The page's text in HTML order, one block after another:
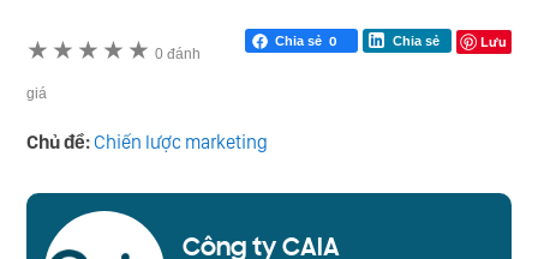
★ ★ ★ ★ ★ 0 đánh
giá
Chia sẻ 0 Chia sẻ Lưu
Chủ đề: Chiến lược marketing
Công ty CAIA